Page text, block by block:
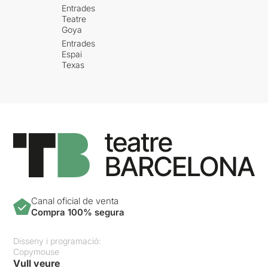
Entrades
Teatre
Goya
Entrades
Espai
Texas
Canal oficial de venta
Compra 100% segura
Disseny i programació:
Copymouse
Vull veure